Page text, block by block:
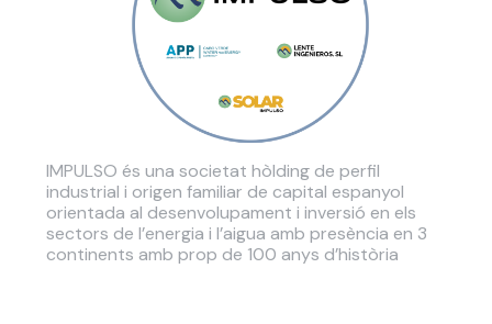
IMPULSO és una societat hòlding de perfil
industrial i origen familiar de capital espanyol
orientada al desenvolupament i inversió en els
sectors de l’energia i l’aigua amb presència en 3
continents amb prop de 100 anys d’història